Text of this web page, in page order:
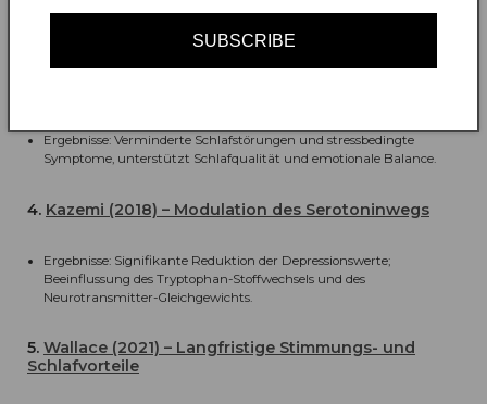
Romijn (2017) – Schlaf & Stress bei depressiven
Ergebnisse: Verminderte Schlafstörungen und stressbedingte
Symptome, unterstützt Schlafqualität und emotionale Balance.
4. Kazemi (2018) – Modulation des Serotoninwegs
Ergebnisse: Signifikante Reduktion der Depressionswerte;
Beeinflussung des Tryptophan-Stoffwechsels und des
Neurotransmitter-Gleichgewichts.
5. Wallace (2021) – Langfristige Stimmungs- und
Schlafvorteile
SUBSCRIBE